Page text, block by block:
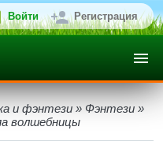
Войти Регистрация
и фэнтези » Фэнтези »
волшебницы